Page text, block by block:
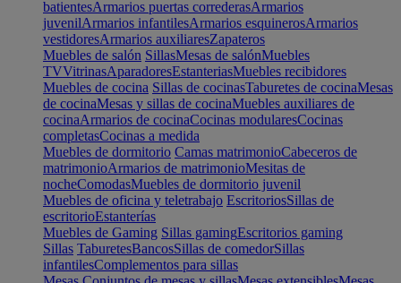
batientesArmarios puertas correderasArmarios
juvenilArmarios infantilesArmarios esquinerosArmarios
vestidoresArmarios auxiliaresZapateros
Muebles de salón SillasMesas de salónMuebles
TVVitrinasAparadoresEstanteriasMuebles recibidores
Muebles de cocina Sillas de cocinasTaburetes de cocinaMesas
de cocinaMesas y sillas de cocinaMuebles auxiliares de
cocinaArmarios de cocinaCocinas modularesCocinas
completasCocinas a medida
Muebles de dormitorio Camas matrimonioCabeceros de
matrimonioArmarios de matrimonioMesitas de
nocheComodasMuebles de dormitorio juvenil
Muebles de oficina y teletrabajo EscritoriosSillas de
escritorioEstanterías
Muebles de Gaming Sillas gamingEscritorios gaming
Sillas TaburetesBancosSillas de comedorSillas
infantilesComplementos para sillas